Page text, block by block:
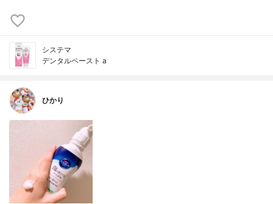
システマ
デンタルペースト a
ひかり